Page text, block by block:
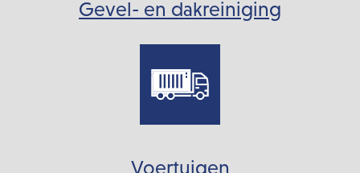
Gevel- en dakreiniging
Voertuigen